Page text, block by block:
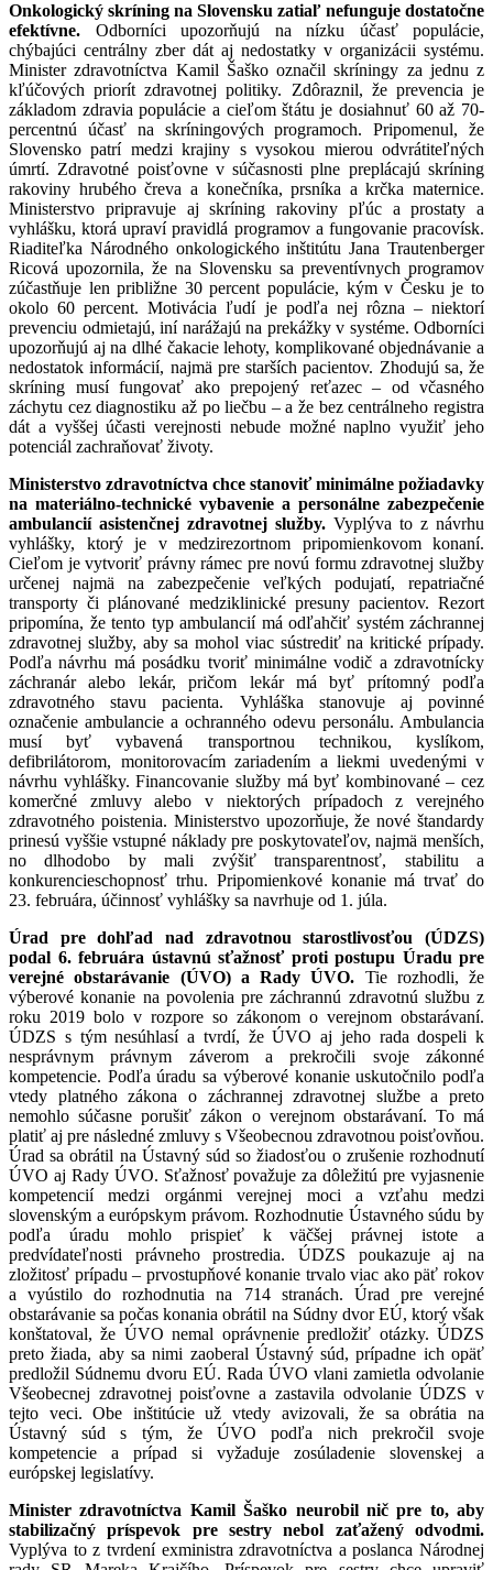
Onkologický skríning na Slovensku zatiaľ nefunguje dostatočne
efektívne. Odborníci upozorňujú na nízku účasť populácie,
chýbajúci centrálny zber dát aj nedostatky v organizácii systému.
Minister zdravotníctva Kamil Šaško označil skríningy za jednu z
kľúčových priorít zdravotnej politiky. Zdôraznil, že prevencia je
základom zdravia populácie a cieľom štátu je dosiahnuť 60 až 70-
percentnú účasť na skríningových programoch. Pripomenul, že
Slovensko patrí medzi krajiny s vysokou mierou odvrátiteľných
úmrtí. Zdravotné poisťovne v súčasnosti plne preplácajú skríning
rakoviny hrubého čreva a konečníka, prsníka a krčka maternice.
Ministerstvo pripravuje aj skríning rakoviny pľúc a prostaty a
vyhlášku, ktorá upraví pravidlá programov a fungovanie pracovísk.
Riaditeľka Národného onkologického inštitútu Jana Trautenberger
Ricová upozornila, že na Slovensku sa preventívnych programov
zúčastňuje len približne 30 percent populácie, kým v Česku je to
okolo 60 percent. Motivácia ľudí je podľa nej rôzna – niektorí
prevenciu odmietajú, iní narážajú na prekážky v systéme. Odborníci
upozorňujú aj na dlhé čakacie lehoty, komplikované objednávanie a
nedostatok informácií, najmä pre starších pacientov. Zhodujú sa, že
skríning musí fungovať ako prepojený reťazec – od včasného
záchytu cez diagnostiku až po liečbu – a že bez centrálneho registra
dát a vyššej účasti verejnosti nebude možné naplno využiť jeho
potenciál zachraňovať životy.
Ministerstvo zdravotníctva chce stanoviť minimálne požiadavky
na materiálno-technické vybavenie a personálne zabezpečenie
ambulancií asistenčnej zdravotnej služby. Vyplýva to z návrhu
vyhlášky, ktorý je v medzirezortnom pripomienkovom konaní.
Cieľom je vytvoriť právny rámec pre novú formu zdravotnej služby
určenej najmä na zabezpečenie veľkých podujatí, repatriačné
transporty či plánované medziklinické presuny pacientov. Rezort
pripomína, že tento typ ambulancií má odľahčiť systém záchrannej
zdravotnej služby, aby sa mohol viac sústrediť na kritické prípady.
Podľa návrhu má posádku tvoriť minimálne vodič a zdravotnícky
záchranár alebo lekár, pričom lekár má byť prítomný podľa
zdravotného stavu pacienta. Vyhláška stanovuje aj povinné
označenie ambulancie a ochranného odevu personálu. Ambulancia
musí byť vybavená transportnou technikou, kyslíkom,
defibrilátorom, monitorovacím zariadením a liekmi uvedenými v
návrhu vyhlášky. Financovanie služby má byť kombinované – cez
komerčné zmluvy alebo v niektorých prípadoch z verejného
zdravotného poistenia. Ministerstvo upozorňuje, že nové štandardy
prinesú vyššie vstupné náklady pre poskytovateľov, najmä menších,
no dlhodobo by mali zvýšiť transparentnosť, stabilitu a
konkurencieschopnosť trhu. Pripomienkové konanie má trvať do
23. februára, účinnosť vyhlášky sa navrhuje od 1. júla.
Úrad pre dohľad nad zdravotnou starostlivosťou (ÚDZS)
podal 6. februára ústavnú sťažnosť proti postupu Úradu pre
verejné obstarávanie (ÚVO) a Rady ÚVO. Tie rozhodli, že
výberové konanie na povolenia pre záchrannú zdravotnú službu z
roku 2019 bolo v rozpore so zákonom o verejnom obstarávaní.
ÚDZS s tým nesúhlasí a tvrdí, že ÚVO aj jeho rada dospeli k
nesprávnym právnym záverom a prekročili svoje zákonné
kompetencie. Podľa úradu sa výberové konanie uskutočnilo podľa
vtedy platného zákona o záchrannej zdravotnej službe a preto
nemohlo súčasne porušiť zákon o verejnom obstarávaní. To má
platiť aj pre následné zmluvy s Všeobecnou zdravotnou poisťovňou.
Úrad sa obrátil na Ústavný súd so žiadosťou o zrušenie rozhodnutí
ÚVO aj Rady ÚVO. Sťažnosť považuje za dôležitú pre vyjasnenie
kompetencií medzi orgánmi verejnej moci a vzťahu medzi
slovenským a európskym právom. Rozhodnutie Ústavného súdu by
podľa úradu mohlo prispieť k väčšej právnej istote a
predvídateľnosti právneho prostredia. ÚDZS poukazuje aj na
zložitosť prípadu – prvostupňové konanie trvalo viac ako päť rokov
a vyústilo do rozhodnutia na 714 stranách. Úrad pre verejné
obstarávanie sa počas konania obrátil na Súdny dvor EÚ, ktorý však
konštatoval, že ÚVO nemal oprávnenie predložiť otázky. ÚDZS
preto žiada, aby sa nimi zaoberal Ústavný súd, prípadne ich opäť
predložil Súdnemu dvoru EÚ. Rada ÚVO vlani zamietla odvolanie
Všeobecnej zdravotnej poisťovne a zastavila odvolanie ÚDZS v
tejto veci. Obe inštitúcie už vtedy avizovali, že sa obrátia na
Ústavný súd s tým, že ÚVO podľa nich prekročil svoje
kompetencie a prípad si vyžaduje zosúladenie slovenskej a
európskej legislatívy.
Minister zdravotníctva Kamil Šaško neurobil nič pre to, aby
stabilizačný príspevok pre sestry nebol zaťažený odvodmi.
Vyplýva to z tvrdení exministra zdravotníctva a poslanca Národnej